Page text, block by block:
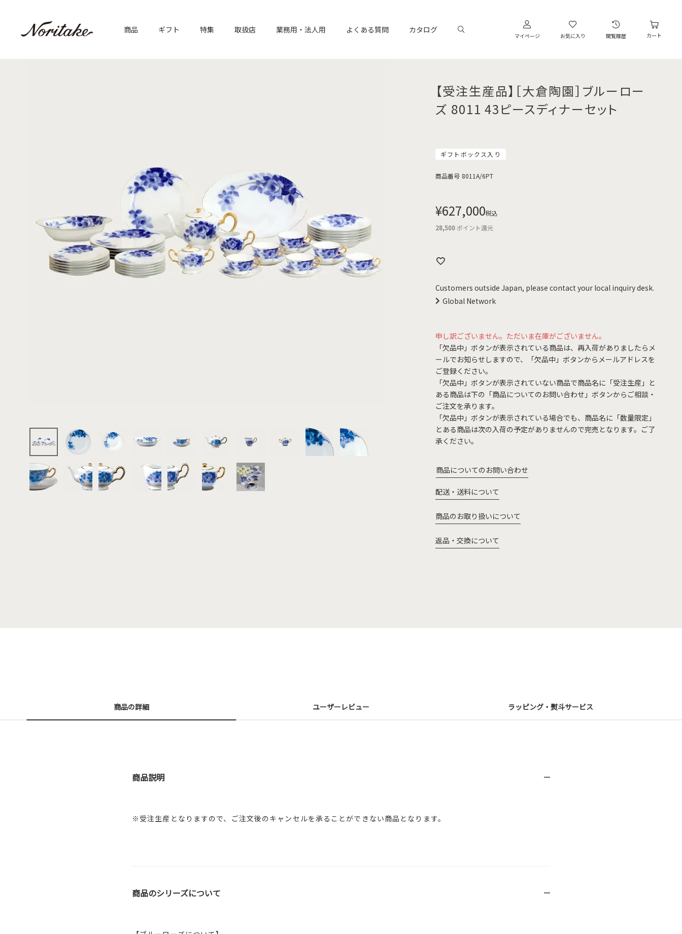
商品 ギフト 特集 取扱店 業務用・法人用 よくある質問 カタログ
マイページ お気に入り 閲覧履歴 カート
【受注生産品】［大倉陶園］ブルーロー
ズ 8011 43ピースディナーセット
ギフトボックス入り
商品番号 8011A/6PT
¥627,000税込
28,500ポイント還元
Customers outside Japan, please contact your local inquiry desk.
Global Network
申し訳ございません。ただいま在庫がございません。
「欠品中」ボタンが表示されている商品は、再入荷がありましたらメ
ールでお知らせしますので、「欠品中」ボタンからメールアドレスを
ご登録ください。
「欠品中」ボタンが表示されていない商品で商品名に「受注生産」と
ある商品は下の「商品についてのお問い合わせ」ボタンからご相談・
ご注文を承ります。
「欠品中」ボタンが表示されている場合でも、商品名に「数量限定」
とある商品は次の入荷の予定がありませんので完売となります。ご了
承ください。
商品についてのお問い合わせ
配送・送料について
商品のお取り扱いについて
返品・交換について
商品の詳細 ユーザーレビュー ラッピング・熨斗サービス
商品説明
※受注生産となりますので、ご注文後のキャンセルを承ることができない商品となります。
商品のシリーズについて